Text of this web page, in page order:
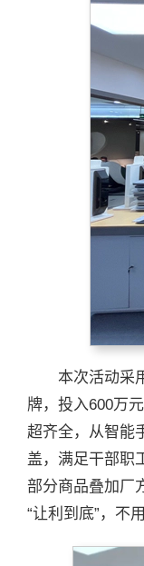
本次活动采
牌，投入600万
超齐全，从智能
盖，满足干部职
部分商品叠加厂
“让利到底”，不